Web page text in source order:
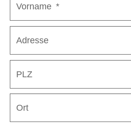
Vorname *
Adresse
PLZ
Ort